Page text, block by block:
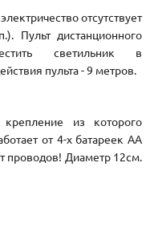
отсутствует
Пульт дистанционного
светильник в
пульта - 9 метров.
из которого
от 4-х батареек АА
проводов! Диаметр 12см.